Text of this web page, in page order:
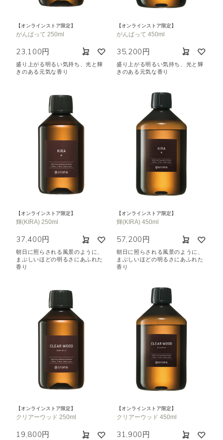
【オンラインストア限定】
がんばって 250ml
23,100円
盛り上がる明るい気持ち、光と輝
きのある元気な香り
【オンラインストア限定】
がんばって 450ml
35,200円
盛り上がる明るい気持ち、光と輝
きのある元気な香り
【オンラインストア限定】
輝(KIRA) 250ml
37,400円
朝日に照らされる風景のように、
まぶしいほどの明るさにあふれた
香り
【オンラインストア限定】
輝(KIRA) 450ml
57,200円
朝日に照らされる風景のように、
まぶしいほどの明るさにあふれた
香り
【オンラインストア限定】
クリアーウッド 250ml
19,800円
【オンラインストア限定】
クリアーウッド 450ml
31,900円